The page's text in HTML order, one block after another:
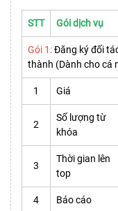
STT Gói dịch vụ
Gói 1:Đăng ký đối
thành (Dành cho cá
1 Giá
2
Số lượng từ
khóa
3
Thời gian lên
top
4 Báo cáo